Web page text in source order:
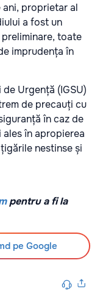
proprietar al
a fost un
toate
imprudența în
Urgență (IGSU)
de precauți cu
în caz de
ales în apropierea
nestinse și
pentru a fi la
pe Google